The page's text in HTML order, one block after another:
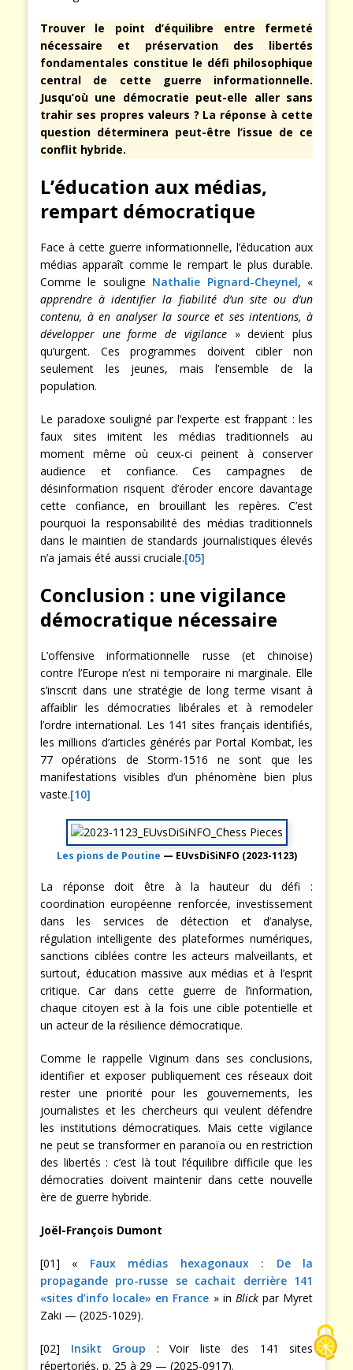
Trouver le point d’équilibre entre fermeté
nécessaire et préservation des libertés
fondamentales constitue le défi philosophique
central de cette guerre informationnelle.
Jusqu’où une démocratie peut-elle aller sans
trahir ses propres valeurs ? La réponse à cette
question déterminera peut-être l’issue de ce
conflit hybride.
L’éducation aux médias,
rempart démocratique
Face à cette guerre informationnelle, l’éducation aux
médias apparaît comme le rempart le plus durable.
Comme le souligne Nathalie Pignard-Cheynel, «
apprendre à identifier la fiabilité d’un site ou d’un
contenu, à en analyser la source et ses intentions, à
développer une forme de vigilance» devient plus
qu’urgent. Ces programmes doivent cibler non
seulement les jeunes, mais l’ensemble de la
population.
Le paradoxe souligné par l’experte est frappant : les
faux sites imitent les médias traditionnels au
moment même où ceux-ci peinent à conserver
audience et confiance. Ces campagnes de
désinformation risquent d’éroder encore davantage
cette confiance, en brouillant les repères. C’est
pourquoi la responsabilité des médias traditionnels
dans le maintien de standards journalistiques élevés
n’a jamais été aussi cruciale.[05]
Conclusion : une vigilance
démocratique nécessaire
L’offensive informationnelle russe (et chinoise)
contre l’Europe n’est ni temporaire ni marginale. Elle
s’inscrit dans une stratégie de long terme visant à
affaiblir les démocraties libérales et à remodeler
l’ordre international. Les 141 sites français identifiés,
les millions d’articles générés par Portal Kombat, les
77 opérations de Storm-1516 ne sont que les
manifestations visibles d’un phénomène bien plus
vaste.[10]
Les pions de Poutine — EUvsDiSiNFO (2023-1123)
La réponse doit être à la hauteur du défi :
coordination européenne renforcée, investissement
dans les services de détection et d’analyse,
régulation intelligente des plateformes numériques,
sanctions ciblées contre les acteurs malveillants, et
surtout, éducation massive aux médias et à l’esprit
critique. Car dans cette guerre de l’information,
chaque citoyen est à la fois une cible potentielle et
un acteur de la résilience démocratique.
Comme le rappelle Viginum dans ses conclusions,
identifier et exposer publiquement ces réseaux doit
rester une priorité pour les gouvernements, les
journalistes et les chercheurs qui veulent défendre
les institutions démocratiques. Mais cette vigilance
ne peut se transformer en paranoïa ou en restriction
des libertés : c’est là tout l’équilibre difficile que les
démocraties doivent maintenir dans cette nouvelle
ère de guerre hybride.
Joël-François Dumont
[01] « Faux médias hexagonaux : De la
propagande pro-russe se cachait derrière 141
«sites d’info locale» en France » in Blickpar Myret
Zaki — (2025-1029).
[02] Insikt Group : Voir liste des 141 sites
répertoriés, p. 25 à 29 — (2025-0917).